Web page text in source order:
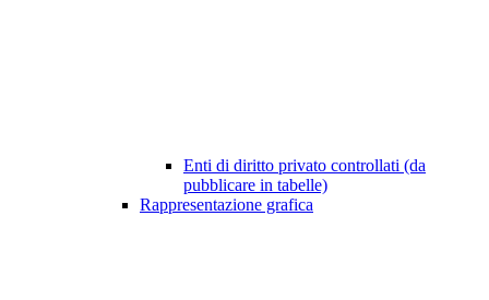
Enti di diritto privato controllati (da
pubblicare in tabelle)
Rappresentazione grafica